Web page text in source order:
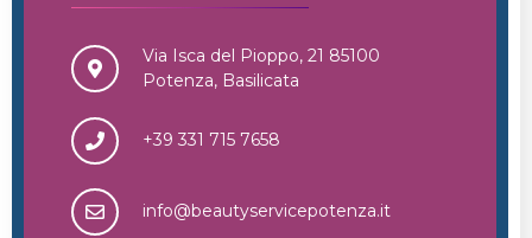
Via Isca del Pioppo, 21 85100
Potenza, Basilicata
+39 331 715 7658
info@beautyservicepotenza.it